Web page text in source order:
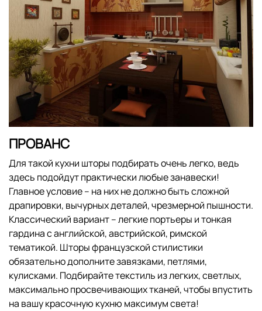
ПРОВАНС
Для такой кухни шторы подбирать очень легко, ведь
здесь подойдут практически любые занавески!
Главное условие – на них не должно быть сложной
драпировки, вычурных деталей, чрезмерной пышности.
Классический вариант – легкие портьеры и тонкая
гардина с английской, австрийской, римской
тематикой. Шторы французской стилистики
обязательно дополните завязками, петлями,
кулисками. Подбирайте текстиль из легких, светлых,
максимально просвечивающих тканей, чтобы впустить
на вашу красочную кухню максимум света!